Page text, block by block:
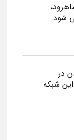
در
شبکه